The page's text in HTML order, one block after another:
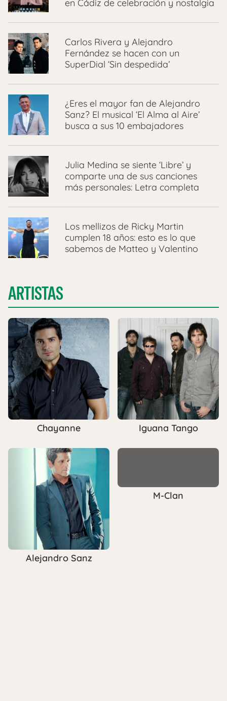
en Cádiz de celebración y nostalgia
Carlos Rivera y Alejandro
Fernández se hacen con un
SuperDial ‘Sin despedida’
¿Eres el mayor fan de Alejandro
Sanz? El musical ‘El Alma al Aire’
busca a sus 10 embajadores
Julia Medina se siente ‘Libre’ y
comparte una de sus canciones
más personales: Letra completa
Los mellizos de Ricky Martin
cumplen 18 años: esto es lo que
sabemos de Matteo y Valentino
ARTISTAS
Chayanne Iguana Tango
Alejandro Sanz
M-Clan